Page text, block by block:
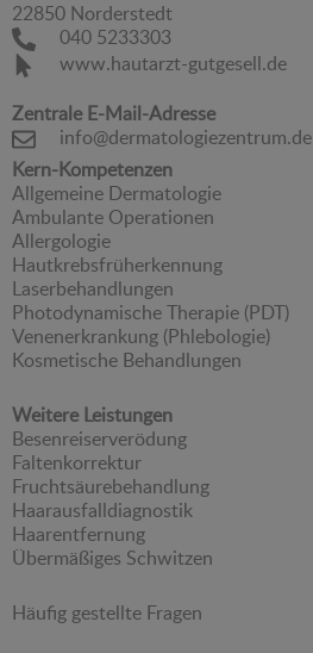
22850 Norderstedt
040 5233303
www.hautarzt-gutgesell.de
Zentrale E-Mail-Adresse
info@dermatologiezentrum.de
Kern-Kompetenzen
Allgemeine Dermatologie
Ambulante Operationen
Allergologie
Hautkrebsfrüherkennung
Laserbehandlungen
Photodynamische Therapie (PDT)
Venenerkrankung (Phlebologie)
Kosmetische Behandlungen
Weitere Leistungen
Besenreiserverödung
Faltenkorrektur
Fruchtsäurebehandlung
Haarausfalldiagnostik
Haarentfernung
Übermäßiges Schwitzen
Häufig gestellte Fragen